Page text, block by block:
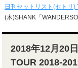
日刊セットリスト(セトリ)
(木)SHANK「
2018年12月20
TOUR 2018-